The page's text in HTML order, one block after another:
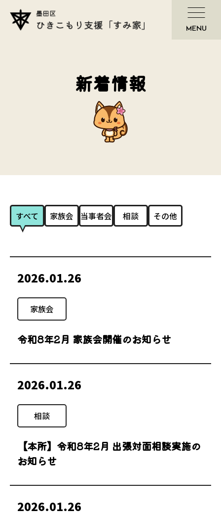
新着情報
すべて 家族会 当事者会 相談 その他
2026.01.26
家族会
令和8年2月 家族会開催のお知らせ
2026.01.26
相談
【本所】令和8年2月 出張対面相談実施の
お知らせ
2026.01.26